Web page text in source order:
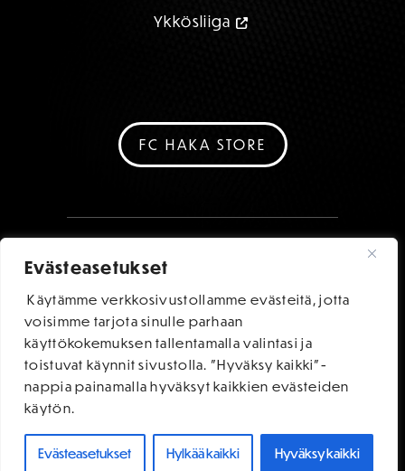
Evästeasetukset
Käytämme verkkosivustollamme evästeitä, jotta
voisimme tarjota sinulle parhaan
käyttökokemuksen tallentamalla valintasi ja
toistuvat käynnit sivustolla. "Hyväksy kaikki"-
nappia painamalla hyväksyt kaikkien evästeiden
käytön.
Evästeasetukset Hylkää kaikki Hyväksy kaikki
Ykkösliiga
FC HAKA STORE